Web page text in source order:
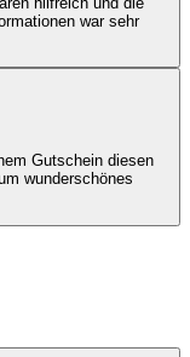
war sehr
Gutschein diesen
wunderschönes